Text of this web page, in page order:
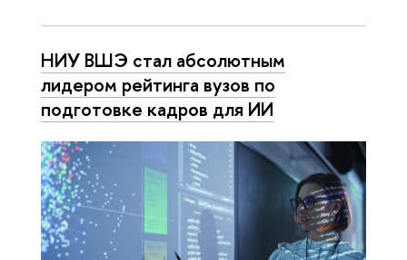
НИУ ВШЭ стал абсолютным
лидером рейтинга вузов по
подготовке кадров для ИИ